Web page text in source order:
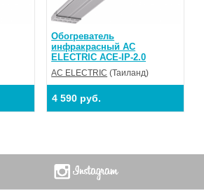
Обогреватель
инфракрасный AC
ELECTRIC ACE-IP-2.0
AC ELECTRIC (Таиланд)
4 590 руб.